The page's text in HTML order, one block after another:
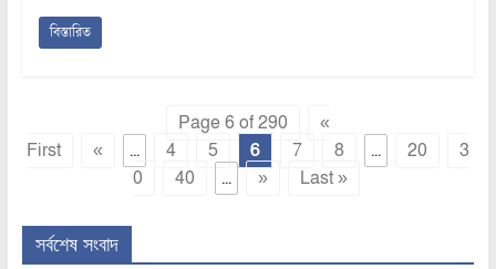
বিস্তারিত
Page 6 of 290
«
First
« ... 4 5 6 7 8 ... 20
3
0
40 ... » Last »
সর্বশেষ সংবাদ